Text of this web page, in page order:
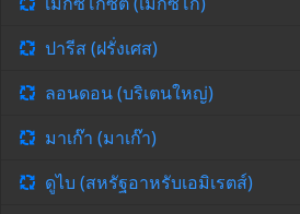
ปารีส (ฝรั่งเศส)
ลอนดอน (บริเตนใหญ่)
มาเก๊า (มาเก๊า)
ดูไบ (สหรัฐอาหรับเอมิเรตส์)